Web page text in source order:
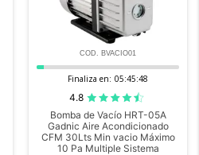
COD. BVACIO01
Finaliza en: 05:45:47
4.8
Bomba de Vacío HRT-05A
Gadnic Aire Acondicionado
CFM 30Lts Min vacio Máximo
10 Pa Multiple Sistema